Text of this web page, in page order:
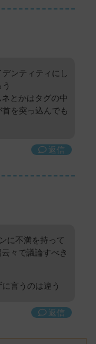
ンティティにし
とかはタグの中
を突っ込んでも
返信
に不満を持って
々で議論すべき
言うのは違う
返信